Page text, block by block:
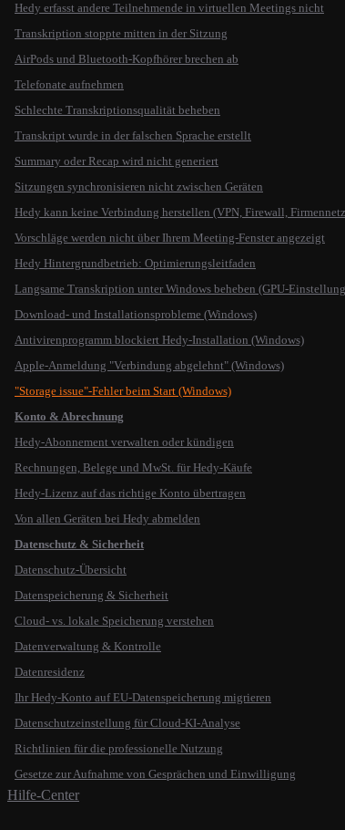
Hedy erfasst andere Teilnehmende in virtuellen Meetings nicht
Transkription stoppte mitten in der Sitzung
AirPods und Bluetooth-Kopfhörer brechen ab
Telefonate aufnehmen
Schlechte Transkriptionsqualität beheben
Transkript wurde in der falschen Sprache erstellt
Summary oder Recap wird nicht generiert
Sitzungen synchronisieren nicht zwischen Geräten
Hedy kann keine Verbindung herstellen (VPN, Firewall,
Vorschläge werden nicht über Ihrem Meeting-Fenster angezeigt
Hedy Hintergrundbetrieb: Optimierungsleitfaden
Langsame Transkription unter Windows beheben (GPU-
Download- und Installationsprobleme (Windows)
Antivirenprogramm blockiert Hedy-Installation (Windows)
Apple-Anmeldung "Verbindung abgelehnt" (Windows)
"Storage issue"-Fehler beim Start (Windows)
Konto & Abrechnung
Hedy-Abonnement verwalten oder kündigen
Rechnungen, Belege und MwSt. für Hedy-Käufe
Hedy-Lizenz auf das richtige Konto übertragen
Von allen Geräten bei Hedy abmelden
Datenschutz & Sicherheit
Datenschutz-Übersicht
Datenspeicherung & Sicherheit
Cloud- vs. lokale Speicherung verstehen
Datenverwaltung & Kontrolle
Datenresidenz
Ihr Hedy-Konto auf EU-Datenspeicherung migrieren
Datenschutzeinstellung für Cloud-KI-Analyse
Richtlinien für die professionelle Nutzung
Gesetze zur Aufnahme von Gesprächen und Einwilligung
Hilfe-Center